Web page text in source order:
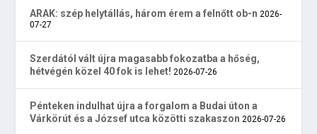
ARAK: szép helytállás, három érem a felnőtt ob-n 2026-
07-27
Szerdától vált újra magasabb fokozatba a hőség,
hétvégén közel 40 fok is lehet! 2026-07-26
Pénteken indulhat újra a forgalom a Budai úton a
Várkörút és a József utca közötti szakaszon 2026-07-26